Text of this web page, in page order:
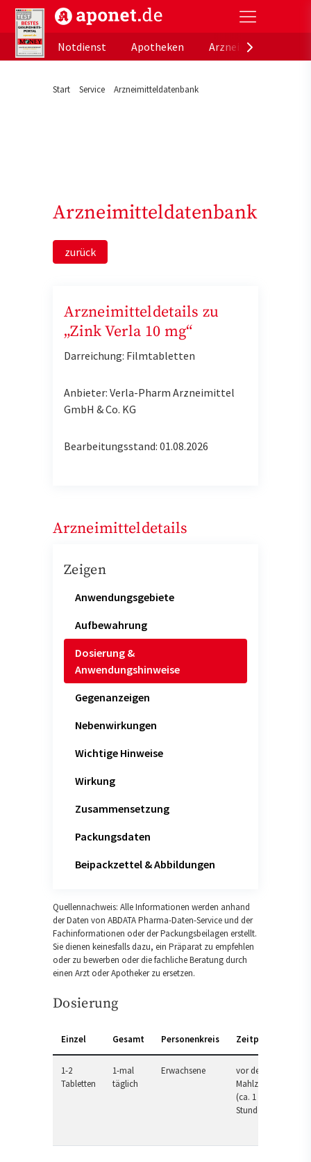
aponet.de - Das offizielle Gesundheitsportal der
Notdienst
Apotheken
Start Service Arzneimitteldatenbank
Arzneimitteldatenbank
zurück
Arzneimitteldetails zu
„Zink Verla 10 mg“
Darreichung: Filmtabletten
Anbieter: Verla-Pharm Arzneimittel
GmbH & Co. KG
Bearbeitungsstand: 01.08.2026
Arzneimitteldetails
Zeigen
Anwendungsgebiete
Aufbewahrung
Dosierung &
Anwendungshinweise
Gegenanzeigen
Nebenwirkungen
Wichtige Hinweise
Wirkung
Zusammensetzung
Packungsdaten
Beipackzettel & Abbildungen
Quellennachweis: Alle Informationen werden anhand
der Daten von ABDATA Pharma-Daten-Service und der
Fachinformationen oder der Packungsbeilagen erstellt.
Sie dienen keinesfalls dazu, ein Präparat zu empfehlen
oder zu bewerben oder die fachliche Beratung durch
einen Arzt oder Apotheker zu ersetzen.
Dosierung
Einzel Gesamt Personenkreis Zeitpunkt
1-2
Tabletten
1-mal
täglich
Erwachsene
vor der
Mahlzeit
(ca. 1
Stunde)